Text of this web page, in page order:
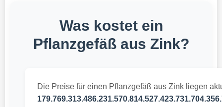
Was kostet ein
Pflanzgefäß aus Zink?
Die Preise für einen Pflanzgefäß aus Zink liegen